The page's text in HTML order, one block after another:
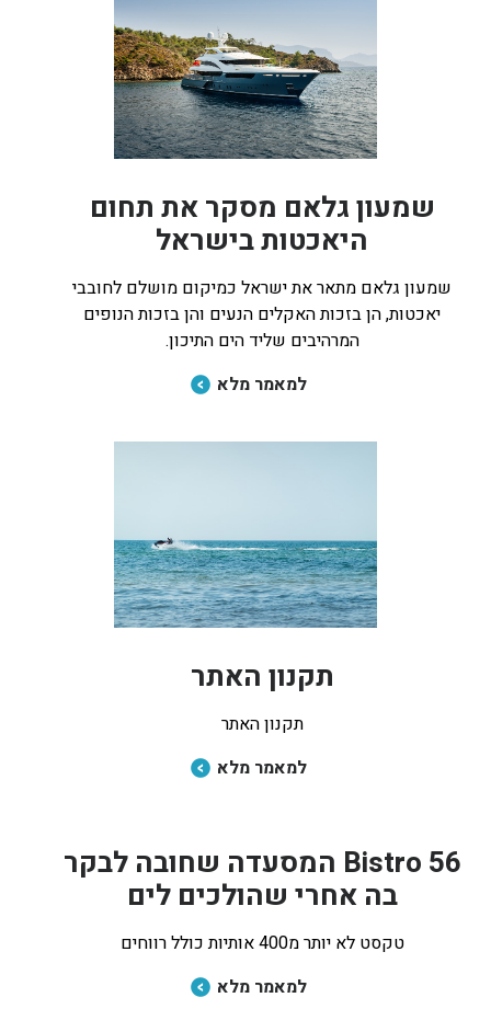
שמעון גלאם מסקר את תחום
היאכטות בישראל
שמעון גלאם מתאר את ישראל כמיקום מושלם לחובבי
יאכטות, הן בזכות האקלים הנעים והן בזכות הנופים
המרהיבים שליד הים התיכון.
למאמר מלא
תקנון האתר
תקנון האתר
למאמר מלא
Bistro 56 המסעדה שחובה לבקר
בה אחרי שהולכים לים
טקסט לא יותר מ400 אותיות כולל רווחים
למאמר מלא